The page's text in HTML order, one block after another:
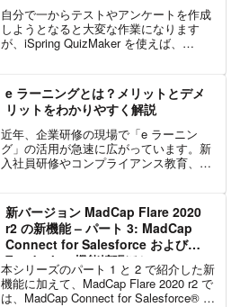
自分で一からテストやアンケートを作成
しようとなると大変な作業になります
が、iSpring QuizMaker を使えば、
た、iSpring QuizMaker...
e ラーニングとは？メリットとデメ
リットをわかりやすく解説
近年、企業研修の現場で「e ラーニン
グ」の活用が急速に広がっています。新
入社員研修やコンプライアンス教育、さ
習が導入されるようになりました。イン
ターネットを通じて学習で...
新バージョン MadCap Flare 2020
r2 の新機能 – パート 3: MadCap
Connect for Salesforce および
Zendesk の機能拡張ほか
本シリーズのパート 1 と 2 で紹介した新
機能に加えて、MadCap Flare 2020 r2 で
は、MadCap Connect for Salesforce® と